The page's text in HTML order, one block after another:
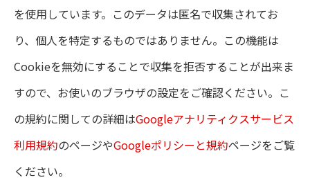
を使用しています。このデータは匿名で収集されてお
り、個人を特定するものではありません。この機能は
Cookieを無効にすることで収集を拒否することが出来ま
すので、お使いのブラウザの設定をご確認ください。こ
の規約に関しての詳細はGoogleアナリティクスサービス
利用規約のページやGoogleポリシーと規約ページをご覧
ください。